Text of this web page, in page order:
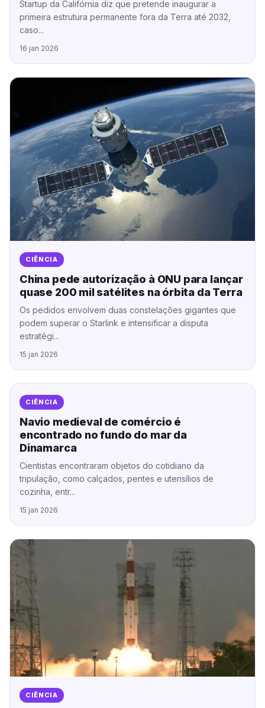
Startup da Califórnia diz que pretende inaugurar a
primeira estrutura permanente fora da Terra até 2032,
caso...
16 jan 2026
CIÊNCIA
China pede autorização à ONU para lançar
quase 200 mil satélites na órbita da Terra
Os pedidos envolvem duas constelações gigantes que
podem superar o Starlink e intensificar a disputa
estratégi...
15 jan 2026
CIÊNCIA
Navio medieval de comércio é
encontrado no fundo do mar da
Dinamarca
Cientistas encontraram objetos do cotidiano da
tripulação, como calçados, pentes e utensílios de
cozinha, entr...
15 jan 2026
CIÊNCIA